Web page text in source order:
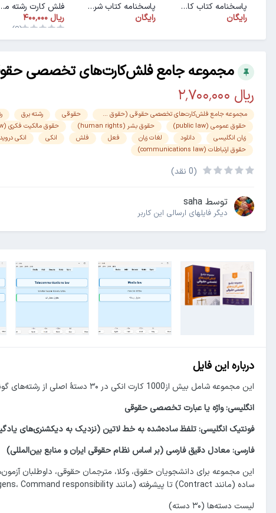
پاسخنامه کتاب کار ArbeitsbuchMenschen A1.1
رایگان
پاسخنامه کتاب شریته ۱ (PDF)
رایگان
فلش کارت
(0)
مجموعه جامع فلش‌کارت‌های تخصصی حقوقی
مجموعه جامع فلش‌کارت‌های تخصصی حقوقی (حقوق خصوصی تا مدیریت ثبتی) حقوقی رشته برق
حقوق عمومی (public law)
حقوق بشر (human rights) حقوق مالکیت فکری (intellectual property law)
زبان انگلیسی
دانلود لغات زبان فعل فلش انکی انکی دروید
حقوق ارتباطات (communications law)
(0 نقد)
توسط saha
دیگر فایل‎های ارسالی این کاربر
درباره این فایل
این مجموعه شامل بیش از1000 کارت انکی در ۳۰ دستهٔ اصلی از رشته‌های گوناگون حقوقی و مدیریت قضایی است. هر کارت دارای سه فیلد است:
انگلیسی: واژه یا عبارت تخصصی حقوقی
فونتیک انگلیسی: تلفظ ساده‌شده به خط لاتین (نزدیک به دیکشنری‌های
فارسی: معادل دقیق فارسی (بر اساس نظام حقوقی ایران و منابع بین‌المللی)
ساده (مانند Contract) تا پیشرفته (مانند Jus cogens، Command responsibility) پوشش داده شده‌اند.
لیست دسته‌ها (۳۰ دسته)